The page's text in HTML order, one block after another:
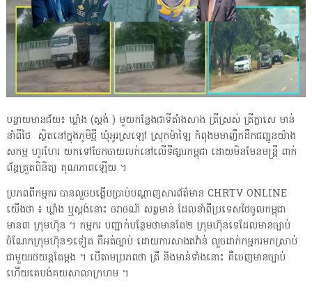
បន្ទាយមានជ័យ៖ ឃ្លាំង (ស្តង់ ) មួយកន្លែងជាទីតាំងសាង ត្រីស្រស់ ត្រីក្លាសេ មាន់
នាំពីថៃ ស្ថិតនៅក្នុងភូមិថ្មី ឃុំអូរស្រឡៅ ស្រុកម៉ាឡៃ កំពុងមមាញឹកដឹកជញ្ជូនយ៉ាង
សកម្ម ហូរហែរ យកទៅចែកចាយលក់នៅលើទីផ្សារកម្ពុជា ដោយមិនមែនមន្ត្រី ពាក់
ព័ន្ធត្រួតពិនិត្យ គុណភាពឡើយ ។
ប្រភពពីកម្មករ បានលួចបង្ហើបប្រាប់បណ្តាញសារព័ត៌មាន CHRTV ONLINE
យើងថា ៖ ឃ្លាំង ឬស្តង់នោះ ចរាចណ៍ សត្វមាន់ ដែលនាំពីប្រទេសថៃចូលកម្ពុជា
មាន៣ ក្រុមហ៊ុន ។ កម្មករ បញ្ជាក់បន្ថែមថាមានតែ២ ក្រុមហ៊ុនទេដែលមានច្បាប់
ចំណែកក្រុមហ៊ុន១ទៀត គឺអត់ច្បាប់ ដោយការសាងឥវ៉ាន់ លួចដាក់កម្មករមកស្រាប់
ជាមួយរថយន្តតែម្តង ។ បើតាមប្រភពថា ត្រី និងមាន់ទាំងនោះ គឺចេញមានច្បាប់
ហើយគេបង់គយសាលាក្រហម ។